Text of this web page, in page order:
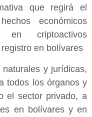
que regirá el
económicos
en criptoactivos
en bolívares
y jurídicas,
todos los órganos y
el sector privado, a
en bolívares y en